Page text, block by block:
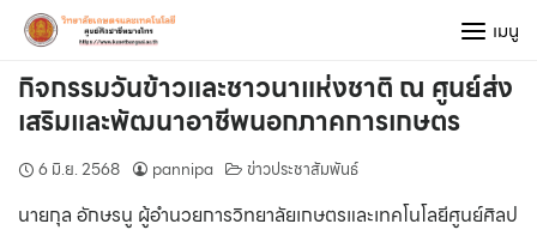
Skip
content
เมนู
กิจกรรมวันข้าวและชาวนาแห่งชาติ ณ ศูนย์ส่ง
เสริมและพัฒนาอาชีพนอกภาคการเกษตร
6 มิ.ย. 2568 pannipa ข่าวประชาสัมพันธ์
นายกุล อักษรนู ผู้อำนวยการวิทยาลัยเกษตรและเทคโนโลยีศูนย์ศิลป